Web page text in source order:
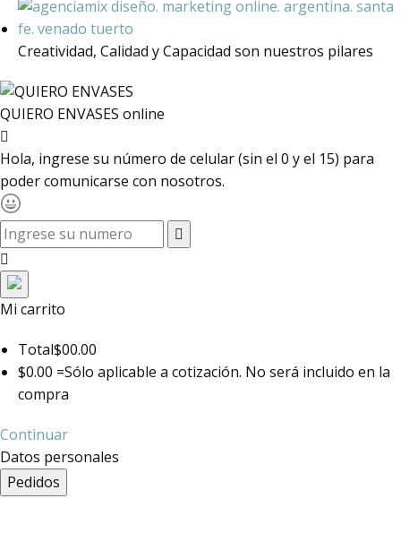
Creatividad, Calidad y Capacidad son nuestros pilares
QUIERO ENVASES online
Hola, ingrese su número de celular (sin el 0 y el 15) para
poder comunicarse con nosotros.
toggle navigation
Mi carrito
Total$00.00
$0.00 =Sólo aplicable a cotización. No será incluido en la
compra
Continuar
Datos personales